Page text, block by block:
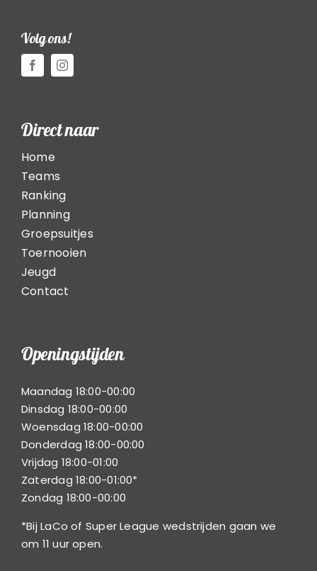
Volg ons!
Direct naar
Home
Teams
Ranking
Planning
Groepsuitjes
Toernooien
Jeugd
Contact
Openingstijden
Maandag 18:00-00:00
Dinsdag 18:00-00:00
Woensdag 18:00-00:00
Donderdag 18:00-00:00
Vrijdag 18:00-01:00
Zaterdag 18:00-01:00*
Zondag 18:00-00:00
*Bij LaCo of Super League wedstrijden gaan we
om 11 uur open.